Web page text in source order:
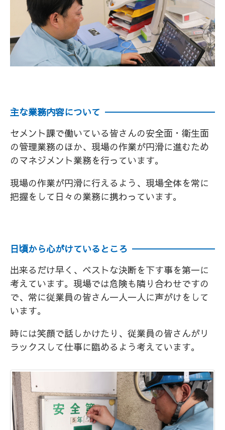
主な業務内容について
セメント課で働いている皆さんの安全面・衛生面
の管理業務のほか、現場の作業が円滑に進むため
のマネジメント業務を行っています。
現場の作業が円滑に行えるよう、現場全体を常に
把握をして日々の業務に携わっています。
日頃から心がけているところ
出来るだけ早く、ベストな決断を下す事を第一に
考えています。現場では危険も隣り合わせですの
で、常に従業員の皆さん一人一人に声がけをして
います。
時には笑顔で話しかけたり、従業員の皆さんがリ
ラックスして仕事に臨めるよう考えています。